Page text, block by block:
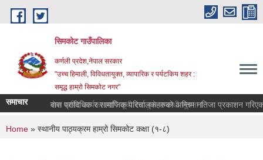
Skip to main content
सिमकोट गाउँपालिका
कर्णली प्रदेश,नेपाल सरकार
"उच्च हिमाली, विविधतायुक्त, व्यापारिक र पर्यटकिय शहर :
समृद्ध हाम्रो सिमकोट नगर"
समाचार सेवा खरिद कार्यका लागि सूची दर्ता हुने सम्बन्धी सूचना l
वास प्राविधिक र सामाजिक परिचालकहरुको अन्तिम नतिजा
You are here
Home » स्थानीय पाठ्यक्रम हाम्रो सिमकोट कक्षा (१-८)